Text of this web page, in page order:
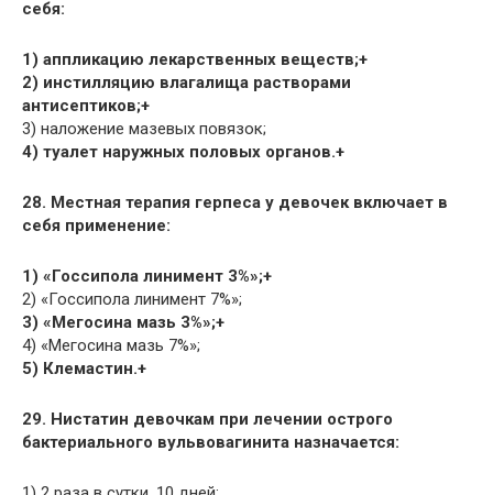
себя:
1) аппликацию лекарственных веществ;+
2) инстилляцию влагалища растворами
антисептиков;+
3) наложение мазевых повязок;
4) туалет наружных половых органов.+
28. Местная терапия герпеса у девочек включает в
себя применение:
1) «Госсипола линимент 3%»;+
2) «Госсипола линимент 7%»;
3) «Мегосина мазь 3%»;+
4) «Мегосина мазь 7%»;
5) Клемастин.+
29. Нистатин девочкам при лечении острого
бактериального вульвовагинита назначается: